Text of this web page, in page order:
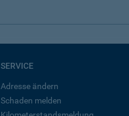
SERVICE
Adresse ändern
Schaden melden